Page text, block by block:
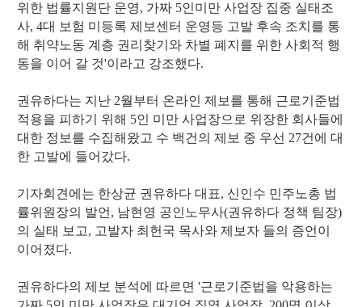
위한 법률지원단 운영, 가짜 5인미만 사업장 집중 실태조
사, 4대 보험 미등록 제보센터 운영등 고발 후속 조치를 통
해 취약노동 계층 권리찾기와 차별 폐지를 위한 사회적 행
동을 이어 갈 것'이라고 강조했다.
권유하다는 지난 2월부터 온라인 제보를 통해 근로기준법
적용을 피하기 위해 5인 미만 사업장으로 위장한 회사들에
대한 정보를 수집해왔고 수 백건의 제보 중 우선 27건에 대
한 고발에 들어갔다.
기자회견에는 한상균 권유하다 대표, 신인수 민주노총 법
률위원장의 발언, 남현영 공인노무사(권유하다 정책 팀장)
의 실태 보고, 고발자 최헌국 목사와 제보자 들의 증언이
이어졌다.
권유하다의 제보 분석에 따르면 '근로기준법을 악용하는